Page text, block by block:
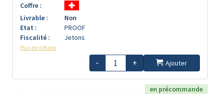
Coffre :
Livrable :
Non
Etat :
PROOF
Fiscalité :
Jetons
Plus de détails
- + Ajouter
en précommande